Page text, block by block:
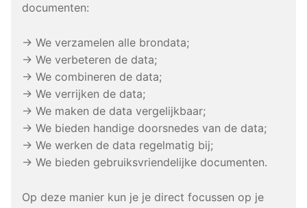
documenten:
→ We verzamelen alle brondata;
→ We verbeteren de data;
→ We combineren de data;
→ We verrijken de data;
→ We maken de data vergelijkbaar;
→ We bieden handige doorsnedes van de data;
→ We werken de data regelmatig bij;
→ We bieden gebruiksvriendelijke documenten.
Op deze manier kun je je direct focussen op je